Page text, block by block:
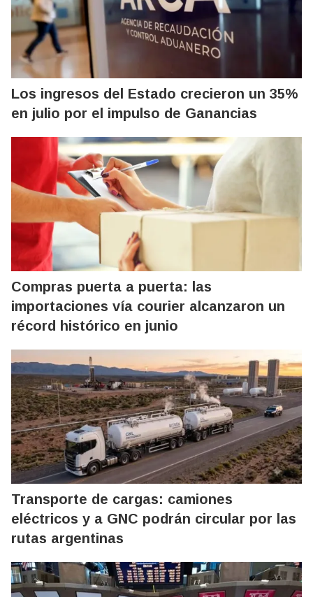
Los ingresos del Estado crecieron un 35%
en julio por el impulso de Ganancias
Compras puerta a puerta: las
importaciones vía courier alcanzaron un
récord histórico en junio
Transporte de cargas: camiones
eléctricos y a GNC podrán circular por las
rutas argentinas